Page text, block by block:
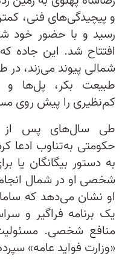
و پیچیدگی‌های فنی،
افتتاح شد. این جاده
شمالی پیوند می‌زند،
طبیعت بکر، پل‌ها و
کم‌نظیری را پیش روی
طی سال‌های پس از
حکومتی به‌تناوب ادعا
به دستور بیگانگان یا
او نشان می‌دهد که
یک برنامه فراگیر و
منافع شخصی.
«وزارت فواید عامه»